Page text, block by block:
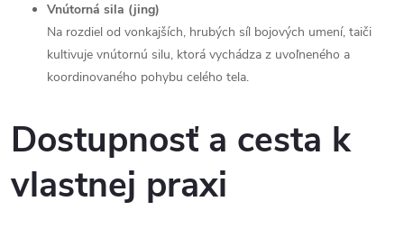
Vnútorná sila (jing)
Na rozdiel od vonkajších, hrubých síl bojových umení, taiči
kultivuje vnútornú silu, ktorá vychádza z uvoľneného a
koordinovaného pohybu celého tela.
Dostupnosť a cesta k
vlastnej praxi